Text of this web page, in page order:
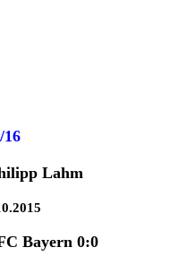
16
Lahm
Bayern 0:0